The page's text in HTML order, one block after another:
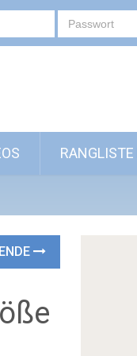
RANGLISTE